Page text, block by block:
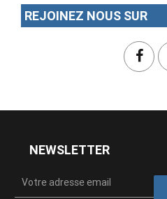
REJOINEZ NOUS SUR
NEWSLETTER